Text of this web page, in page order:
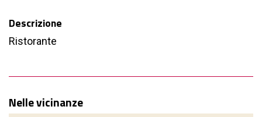
Descrizione
Ristorante
Nelle vicinanze